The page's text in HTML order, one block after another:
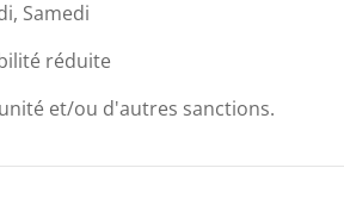
Samedi
réduite
et/ou d'autres sanctions.